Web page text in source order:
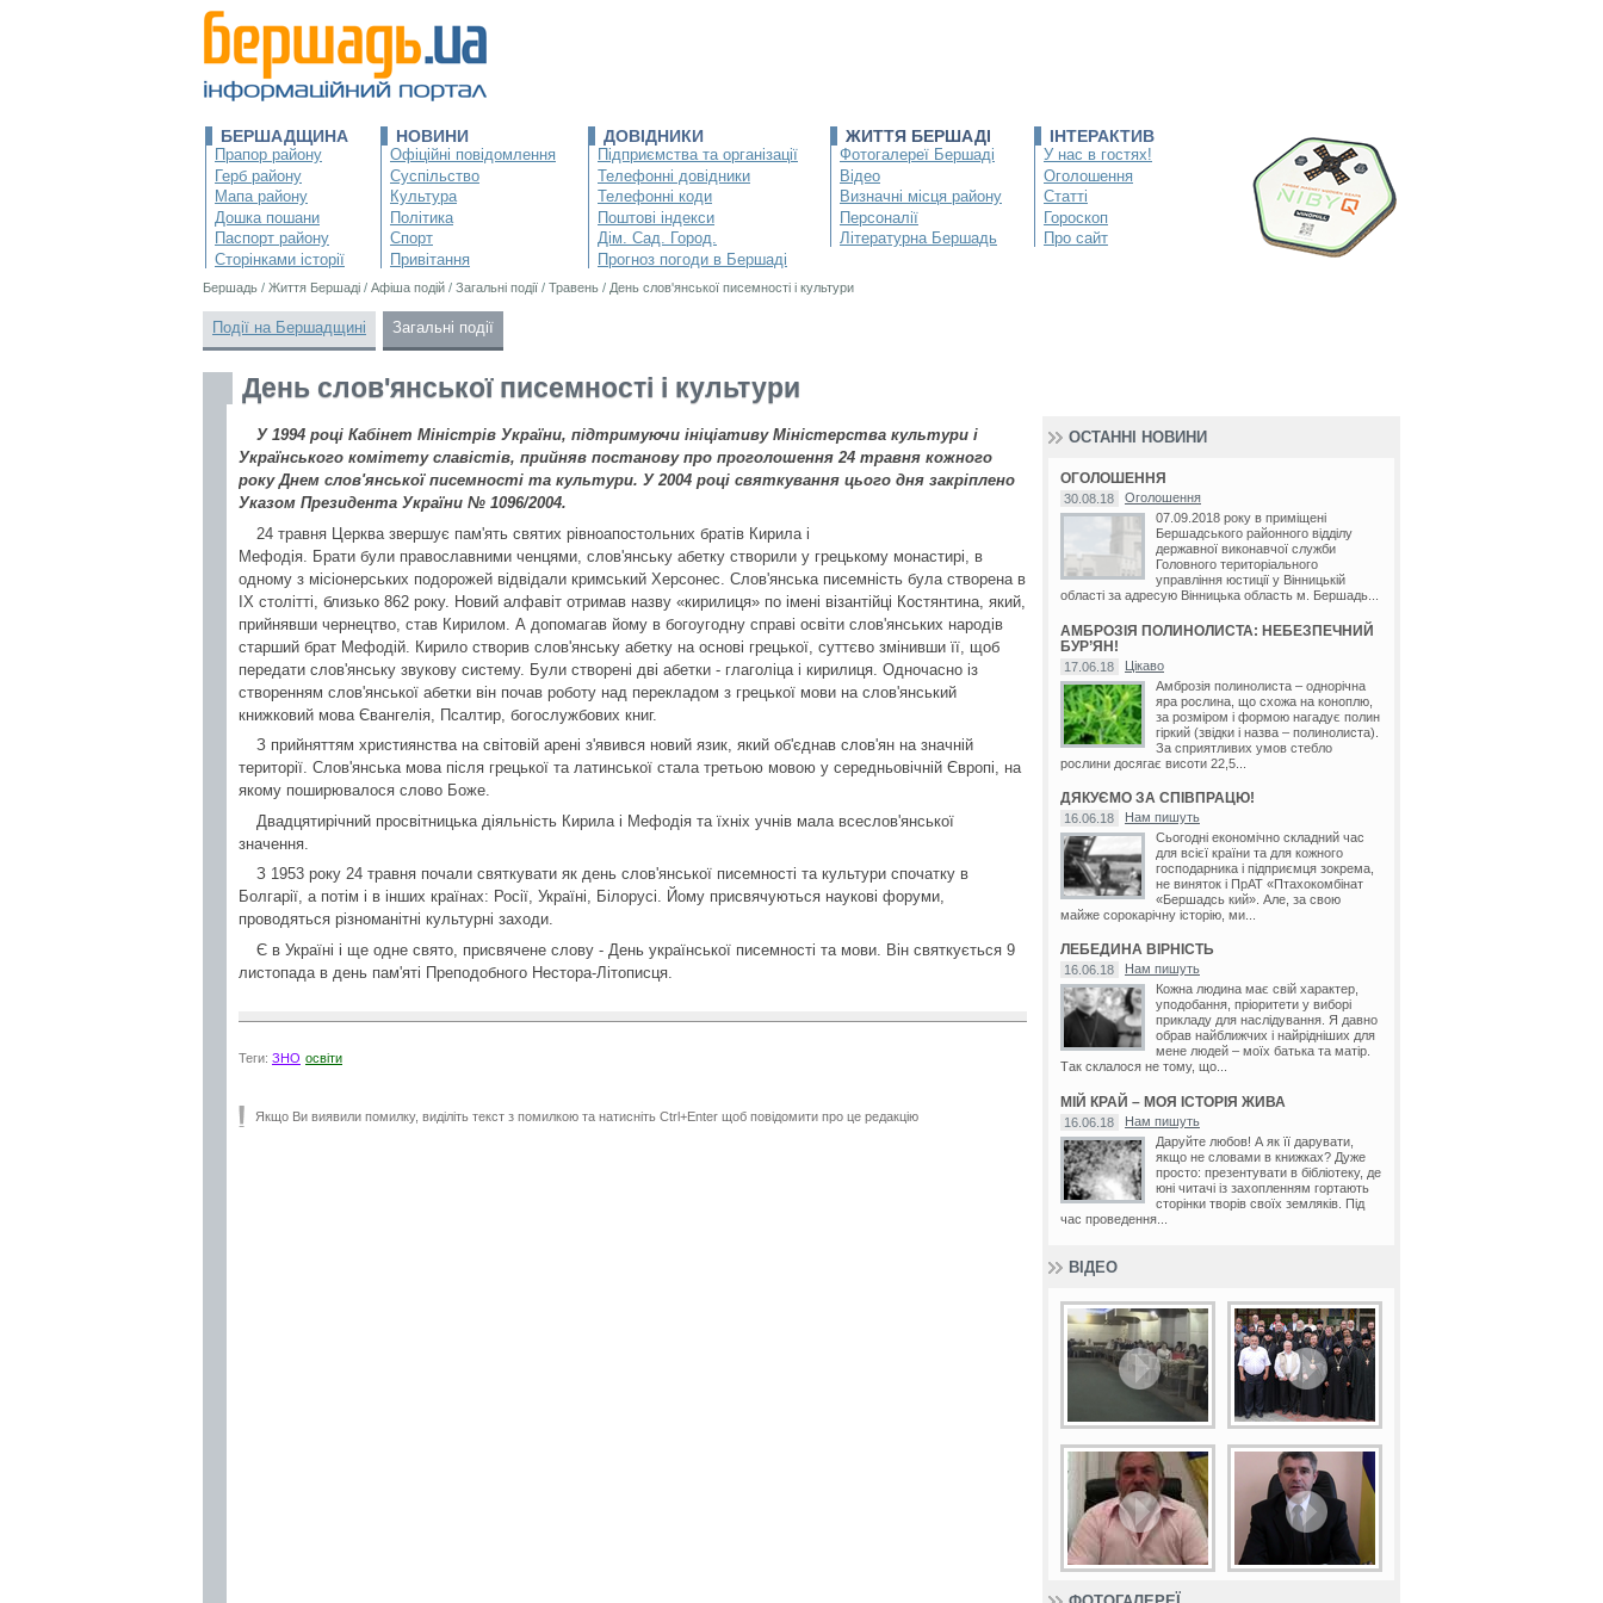
БЕРШАДЩИНА
Прапор району
Герб району
Мапа району
Дошка пошани
Паспорт району
Сторінками історії
НОВИНИ
Офіційні повідомлення
Суспільство
Культура
Політика
Спорт
Привітання
ДОВІДНИКИ
Підприємства та організації
Телефонні довідники
Телефонні коди
Поштові індекси
Дім. Сад. Город.
Прогноз погоди в Бершаді
ЖИТТЯ БЕРШАДІ
Фотогалереї Бершаді
Відео
Визначні місця району
Персоналії
Літературна Бершадь
ІНТЕРАКТИВ
У нас в гостях!
Оголошення
Статті
Гороскоп
Про сайт
Бершадь / Життя Бершаді / Афіша подій / Загальні події / Травень / День слов'янської писемності і культури
Події на Бершадщині Загальні події
День слов'янської писемності і культури
У 1994 році Кабінет Міністрів України, підтримуючи ініціативу Міністерства культури і
Українського комітету славістів, прийняв постанову про проголошення 24 травня кожного
року Днем слов'янської писемності та культури. У 2004 році святкування цього дня закріплено
Указом Президента України № 1096/2004.
24 травня Церква звершує пам'ять святих рівноапостольних братів Кирила і
Мефодія. Брати були православними ченцями, слов'янську абетку створили у грецькому монастирі, в
одному з місіонерських подорожей відвідали кримський Херсонес. Слов'янська писемність була створена в
IX столітті, близько 862 року. Новий алфавіт отримав назву «кирилиця» по імені візантійці Костянтина, який,
прийнявши чернецтво, став Кирилом. А допомагав йому в богоугодну справі освіти слов'янських народів
старший брат Мефодій. Кирило створив слов'янську абетку на основі грецької, суттєво змінивши її, щоб
передати слов'янську звукову систему. Були створені дві абетки - глаголіца і кирилиця. Одночасно із
створенням слов'янської абетки він почав роботу над перекладом з грецької мови на слов'янський
книжковий мова Євангелія, Псалтир, богослужбових книг.
З прийняттям християнства на світовій арені з'явився новий язик, який об'єднав слов'ян на значній
території. Слов'янська мова після грецької та латинської стала третьою мовою у середньовічній Європі, на
якому поширювалося слово Боже.
Двадцятирічний просвітницька діяльність Кирила і Мефодія та їхніх учнів мала всеслов'янської
значення.
З 1953 року 24 травня почали святкувати як день слов'янської писемності та культури спочатку в
Болгарії, а потім і в інших країнах: Росії, Україні, Білорусі. Йому присвячуються наукові форуми,
проводяться різноманітні культурні заходи.
Є в Україні і ще одне свято, присвячене слову - День української писемності та мови. Він святкується 9
листопада в день пам'яті Преподобного Нестора-Літописця.
Теги: ЗНО освіти
Якщо Ви виявили помилку, виділіть текст з помилкою та натисніть Ctrl+Enter щоб повідомити про це редакцію
ОСТАННІ НОВИНИ
ОГОЛОШЕННЯ
30.08.18
Оголошення
07.09.2018 року в приміщені
Бершадського районного відділу
державної виконавчої служби
Головного територіального
управління юстиції у Вінницькій
області за адресую Вінницька область м. Бершадь...
АМБРОЗІЯ ПОЛИНОЛИСТА: НЕБЕЗПЕЧНИЙ
БУР’ЯН!
17.06.18
Цікаво
Амброзія полинолиста – однорічна
яра рослина, що схожа на коноплю,
за розміром і формою нагадує полин
гіркий (звідки і назва – полинолиста).
За сприятливих умов стебло
рослини досягає висоти 22,5...
ДЯКУЄМО ЗА СПІВПРАЦЮ!
16.06.18
Нам пишуть
Сьогодні економічно складний час
для всієї країни та для кожного
господарника і підприємця зокрема,
не виняток і ПрАТ «Птахокомбінат
«Бершадсь кий». Але, за свою
майже сорокарічну історію, ми...
ЛЕБЕДИНА ВІРНІСТЬ
16.06.18
Нам пишуть
Кожна людина має свій характер,
уподобання, пріоритети у виборі
прикладу для наслідування. Я давно
обрав найближчих і найрідніших для
мене людей – моїх батька та матір.
Так склалося не тому, що...
МІЙ КРАЙ – МОЯ ІСТОРІЯ ЖИВА
16.06.18
Нам пишуть
Даруйте любов! А як її дарувати,
якщо не словами в книжках? Дуже
просто: презентувати в бібліотеку, де
юні читачі із захопленням гортають
сторінки творів своїх земляків. Під
час проведення...
ВІДЕО